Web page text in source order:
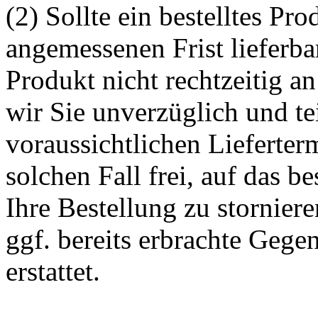
(2) Sollte ein bestelltes
angemessenen Frist
Produkt nicht rechtzeitig
wir Sie unverzüglich und
voraussichtlichen
solchen Fall frei, auf das
Ihre Bestellung zu
ggf. bereits erbrachte
erstattet.